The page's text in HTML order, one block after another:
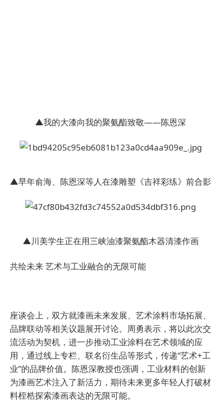
▲我的大漆向我的聚氨酯致敬——陈恩深
▲早年俞海、陈恩深等人在漆雕塑《吉祥彩练》前合影
▲川美学生正在用三峡油漆聚氨酯木器清漆作画
共绘未来艺术与工业融合的无限可能
座谈会上，双方就漆画未来发展、艺术涂料市场拓展、
品牌联动等相关议题展开讨论。周勇表示，将以此次交
流活动为契机，进一步推动工业涂料在艺术领域的应
用，通过线上专栏、联名衍生品等形式，传递“艺术+工
业”的品牌价值。陈恩深教授也强调，工业材料的创新
为漆画艺术注入了新活力，期待未来更多年轻人打破材
料桎梏探索漆画表达的无限可能。